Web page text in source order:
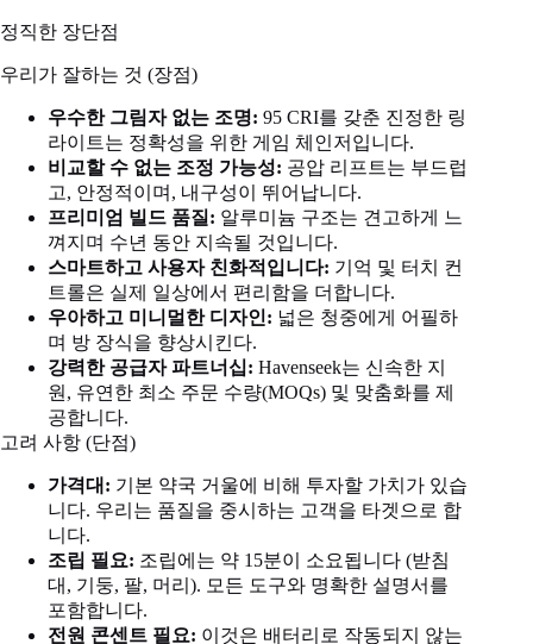
정직한 장단점
우리가 잘하는 것 (장점)
우수한 그림자 없는 조명: 95 CRI를 갖춘 진정한 링
라이트는 정확성을 위한 게임 체인저입니다.
비교할 수 없는 조정 가능성: 공압 리프트는 부드럽
고, 안정적이며, 내구성이 뛰어납니다.
프리미엄 빌드 품질: 알루미늄 구조는 견고하게 느
껴지며 수년 동안 지속될 것입니다.
스마트하고 사용자 친화적입니다: 기억 및 터치 컨
트롤은 실제 일상에서 편리함을 더합니다.
우아하고 미니멀한 디자인: 넓은 청중에게 어필하
며 방 장식을 향상시킨다.
강력한 공급자 파트너십: Havenseek는 신속한 지
원, 유연한 최소 주문 수량(MOQs) 및 맞춤화를 제
공합니다.
고려 사항 (단점)
가격대: 기본 약국 거울에 비해 투자할 가치가 있습
니다. 우리는 품질을 중시하는 고객을 타겟으로 합
니다.
조립 필요: 조립에는 약 15분이 소요됩니다 (받침
대, 기둥, 팔, 머리). 모든 도구와 명확한 설명서를
포함합니다.
전원 콘센트 필요: 이것은 배터리로 작동되지 않는